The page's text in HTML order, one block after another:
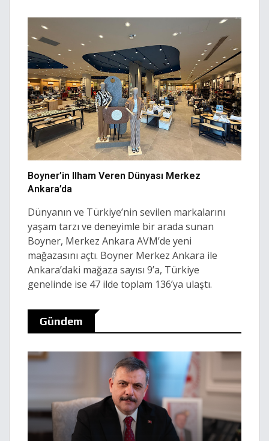
Boyner’in Ilham Veren Dünyası Merkez
Ankara’da
Dünyanın ve Türkiye’nin sevilen markalarını
yaşam tarzı ve deneyimle bir arada sunan
Boyner, Merkez Ankara AVM’de yeni
mağazasını açtı. Boyner Merkez Ankara ile
Ankara’daki mağaza sayısı 9’a, Türkiye
genelinde ise 47 ilde toplam 136’ya ulaştı.
Gündem